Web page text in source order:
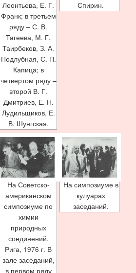
Леонтьева, Е. Г.
Франк; в третьем
ряду – С. В.
Тагеева, М. Г.
Таирбеков, З. А.
Подлубная, С. П.
Капица; в
четвертом ряду –
второй В. Г.
Дмитриев, Е. Н.
Лудильщиков, Е.
В. Шунгская.
Спирин.
На Советско-
американском
симпозиуме по
химии
природных
соединений.
Рига, 1976 г. В
зале заседаний,
в первом ряду
На симпозиуме в
кулуарах
заседаний.